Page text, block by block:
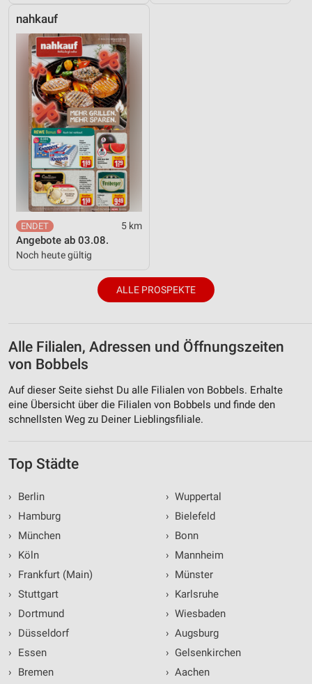
nahkauf
5 km
Angebote ab 03.08.
Noch heute gültig
ALLE PROSPEKTE
Alle Filialen, Adressen und Öffnungszeiten
von Bobbels
Auf dieser Seite siehst Du alle Filialen von Bobbels. Erhalte
eine Übersicht über die Filialen von Bobbels und finde den
schnellsten Weg zu Deiner Lieblingsfiliale.
Top Städte
›
Berlin
›
Hamburg
›
München
›
Köln
›
Frankfurt (Main)
› Stuttgart
›
Dortmund
›
Düsseldorf
›
Essen
›
Bremen
› Wuppertal
› Bielefeld
› Bonn
› Mannheim
› Münster
› Karlsruhe
› Wiesbaden
› Augsburg
› Gelsenkirchen
› Aachen